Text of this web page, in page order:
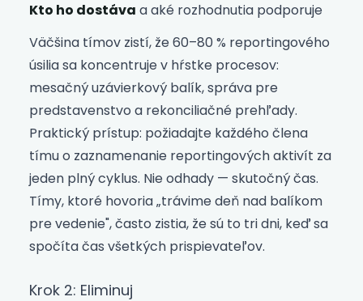
Kto ho dostáva a aké rozhodnutia podporuje
Väčšina tímov zistí, že 60–80 % reportingového
úsilia sa koncentruje v hŕstke procesov:
mesačný uzávierkový balík, správa pre
predstavenstvo a rekonciliačné prehľady.
Praktický prístup: požiadajte každého člena
tímu o zaznamenanie reportingových aktivít za
jeden plný cyklus. Nie odhady — skutočný čas.
Tímy, ktoré hovoria „trávime deň nad balíkom
pre vedenie", často zistia, že sú to tri dni, keď sa
spočíta čas všetkých prispievateľov.
Krok 2: Eliminuj